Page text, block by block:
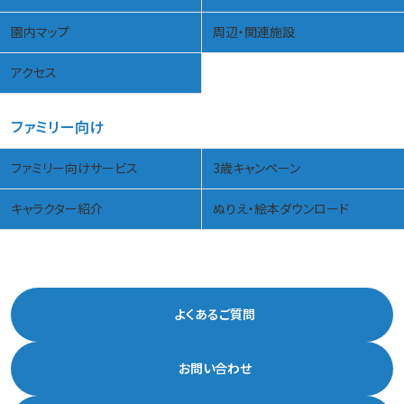
園内マップ 周辺・関連施設
アクセス
ファミリー向け
ファミリー向けサービス 3歳キャンペーン
キャラクター紹介 ぬりえ・絵本ダウンロード
よくあるご質問
お問い合わせ